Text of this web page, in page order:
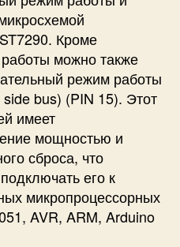
Кроме
можно также
режим работы
bus) (PIN 15). Этот
имеет
мощностью и
сброса, что
его к
микропроцессорных
AVR, ARM, Arduino